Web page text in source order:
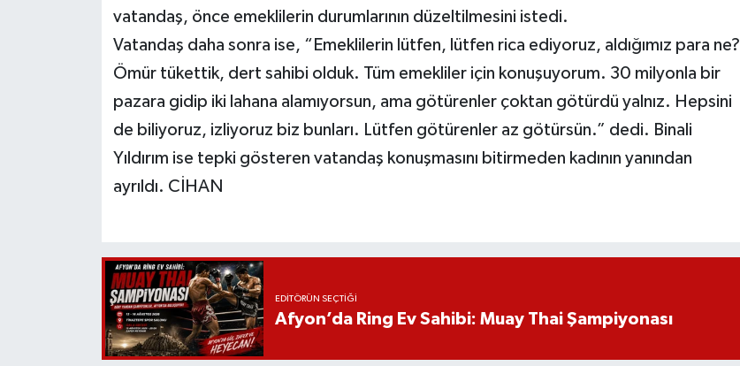
vatandaş, önce emeklilerin durumlarının düzeltilmesini istedi.
Vatandaş daha sonra ise, “Emeklilerin lütfen, lütfen rica ediyoruz, aldığımız para ne?
Ömür tükettik, dert sahibi olduk. Tüm emekliler için konuşuyorum. 30 milyonla bir
pazara gidip iki lahana alamıyorsun, ama götürenler çoktan götürdü yalnız. Hepsini
de biliyoruz, izliyoruz biz bunları. Lütfen götürenler az götürsün.” dedi. Binali
Yıldırım ise tepki gösteren vatandaş konuşmasını bitirmeden kadının yanından
ayrıldı. CİHAN
EDITÖRÜN SEÇTIĞI
Afyon’da Ring Ev Sahibi: Muay Thai Şampiyonası